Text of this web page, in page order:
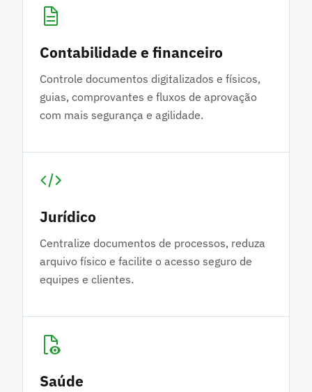
Contabilidade e financeiro
Controle documentos digitalizados e físicos,
guias, comprovantes e fluxos de aprovação
com mais segurança e agilidade.
Jurídico
Centralize documentos de processos, reduza
arquivo físico e facilite o acesso seguro de
equipes e clientes.
Saúde